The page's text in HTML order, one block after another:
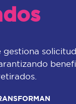
gestiona